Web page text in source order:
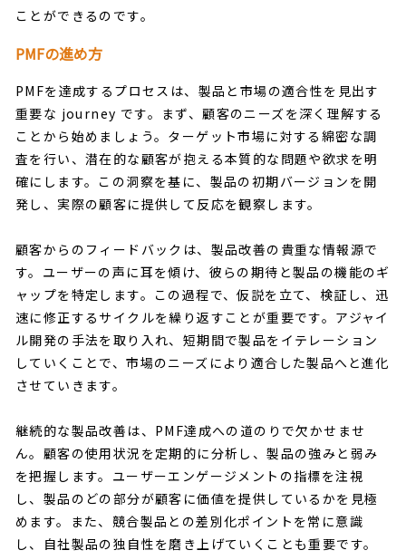
ことができるのです。
PMFの進め方
PMFを達成するプロセスは、製品と市場の適合性を見出す
重要な journey です。まず、顧客のニーズを深く理解する
ことから始めましょう。ターゲット市場に対する綿密な調
査を行い、潜在的な顧客が抱える本質的な問題や欲求を明
確にします。この洞察を基に、製品の初期バージョンを開
発し、実際の顧客に提供して反応を観察します。
顧客からのフィードバックは、製品改善の貴重な情報源で
す。ユーザーの声に耳を傾け、彼らの期待と製品の機能のギ
ャップを特定します。この過程で、仮説を立て、検証し、迅
速に修正するサイクルを繰り返すことが重要です。アジャイ
ル開発の手法を取り入れ、短期間で製品をイテレーション
していくことで、市場のニーズにより適合した製品へと進化
させていきます。
継続的な製品改善は、PMF達成への道のりで欠かせませ
ん。顧客の使用状況を定期的に分析し、製品の強みと弱み
を把握します。ユーザーエンゲージメントの指標を注視
し、製品のどの部分が顧客に価値を提供しているかを見極
めます。また、競合製品との差別化ポイントを常に意識
し、自社製品の独自性を磨き上げていくことも重要です。